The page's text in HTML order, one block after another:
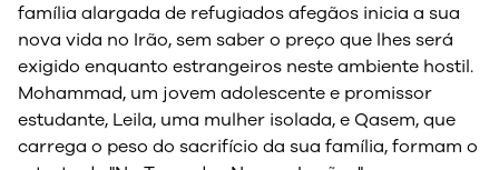
família alargada de refugiados afegãos inicia a sua
nova vida no Irão, sem saber o preço que lhes será
exigido enquanto estrangeiros neste ambiente hostil.
Mohammad, um jovem adolescente e promissor
estudante, Leila, uma mulher isolada, e Qasem, que
carrega o peso do sacrifício da sua família, formam o